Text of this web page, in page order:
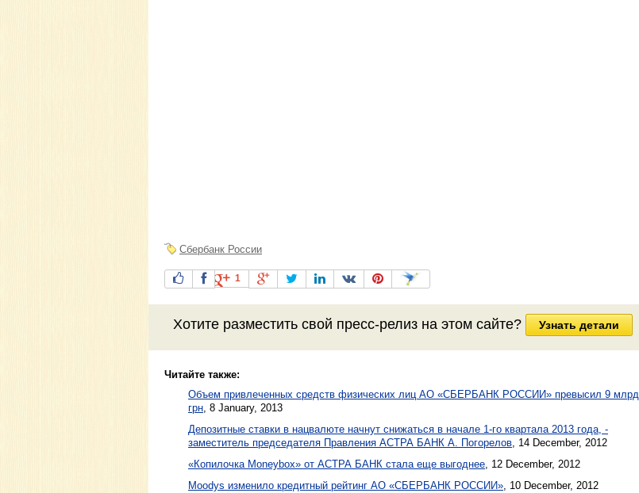
Сбербанк России
1
Хотите разместить свой пресс-релиз на этом сайте? Узнать детали
Читайте также:
Объем привлеченных средств физических лиц АО «СБЕРБАНК РОССИИ» превысил 9 млрд
грн 8 January, 2013
Депозитные ставки в нацвалюте начнут снижаться в начале 1-го квартала 2013 года, -
заместитель председателя Правления АСТРА БАНК А. Погорелов, 14 December, 2012
«Копилочка Moneybox» от АСТРА БАНК стала еще выгоднее, 12 December, 2012
Moodys изменило кредитный рейтинг АО «СБЕРБАНК РОССИИ», 10 December, 2012